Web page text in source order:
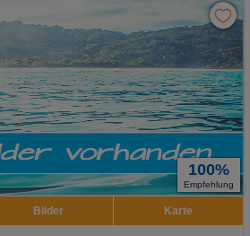
100%
Empfehlung
Bilder Karte